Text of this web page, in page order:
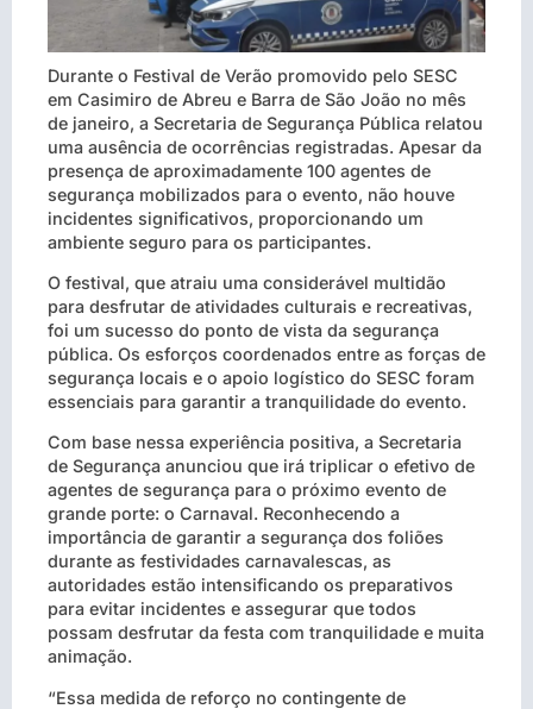
Durante o Festival de Verão promovido pelo SESC
em Casimiro de Abreu e Barra de São João no mês
de janeiro, a Secretaria de Segurança Pública relatou
uma ausência de ocorrências registradas. Apesar da
presença de aproximadamente 100 agentes de
segurança mobilizados para o evento, não houve
incidentes significativos, proporcionando um
ambiente seguro para os participantes.
O festival, que atraiu uma considerável multidão
para desfrutar de atividades culturais e recreativas,
foi um sucesso do ponto de vista da segurança
pública. Os esforços coordenados entre as forças de
segurança locais e o apoio logístico do SESC foram
essenciais para garantir a tranquilidade do evento.
Com base nessa experiência positiva, a Secretaria
de Segurança anunciou que irá triplicar o efetivo de
agentes de segurança para o próximo evento de
grande porte: o Carnaval. Reconhecendo a
importância de garantir a segurança dos foliões
durante as festividades carnavalescas, as
autoridades estão intensificando os preparativos
para evitar incidentes e assegurar que todos
possam desfrutar da festa com tranquilidade e muita
animação.
“Essa medida de reforço no contingente de